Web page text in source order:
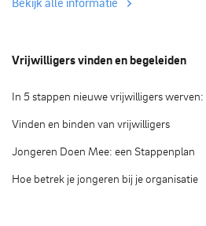
Vrijwilligers vinden en begeleiden
In 5 stappen nieuwe vrijwilligers werven:
Vinden en binden van vrijwilligers
Jongeren Doen Mee: een Stappenplan
Hoe betrek je jongeren bij je organisatie